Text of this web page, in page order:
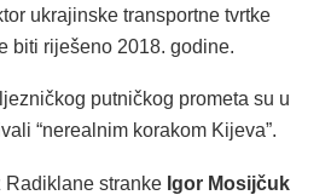
ukrajinske transportne tvrtke
biti riješeno 2018. godine.
putničkog prometa su u
“nerealnim korakom Kijeva”.
stranke Igor Mosijčuk